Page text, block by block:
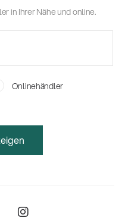
in Ihrer Nähe und online.
Onlinehändler